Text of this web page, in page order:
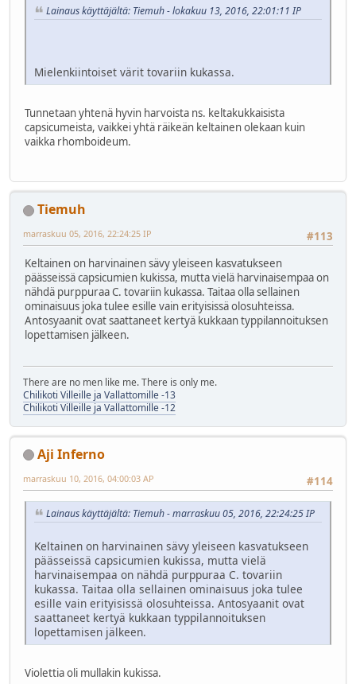
Lainaus käyttäjältä: Tiemuh - lokakuu 13, 2016, 22:01:11 IP
Mielenkiintoiset värit tovariin kukassa.
Tunnetaan yhtenä hyvin harvoista ns. keltakukkaisista
capsicumeista, vaikkei yhtä räikeän keltainen olekaan kuin
vaikka rhomboideum.
Tiemuh
#113
marraskuu 05, 2016, 22:24:25 IP
Keltainen on harvinainen sävy yleiseen kasvatukseen
päässeissä capsicumien kukissa, mutta vielä harvinaisempaa on
nähdä purppuraa C. tovariin kukassa. Taitaa olla sellainen
ominaisuus joka tulee esille vain erityisissä olosuhteissa.
Antosyaanit ovat saattaneet kertyä kukkaan typpilannoituksen
lopettamisen jälkeen.
There are no men like me. There is only me.
Chilikoti Villeille ja Vallattomille -13
Chilikoti Villeille ja Vallattomille -12
Aji Inferno
#114
marraskuu 10, 2016, 04:00:03 AP
Lainaus käyttäjältä: Tiemuh - marraskuu 05, 2016, 22:24:25 IP
Keltainen on harvinainen sävy yleiseen kasvatukseen
päässeissä capsicumien kukissa, mutta vielä
harvinaisempaa on nähdä purppuraa C. tovariin
kukassa. Taitaa olla sellainen ominaisuus joka tulee
esille vain erityisissä olosuhteissa. Antosyaanit ovat
saattaneet kertyä kukkaan typpilannoituksen
lopettamisen jälkeen.
Violettia oli mullakin kukissa.